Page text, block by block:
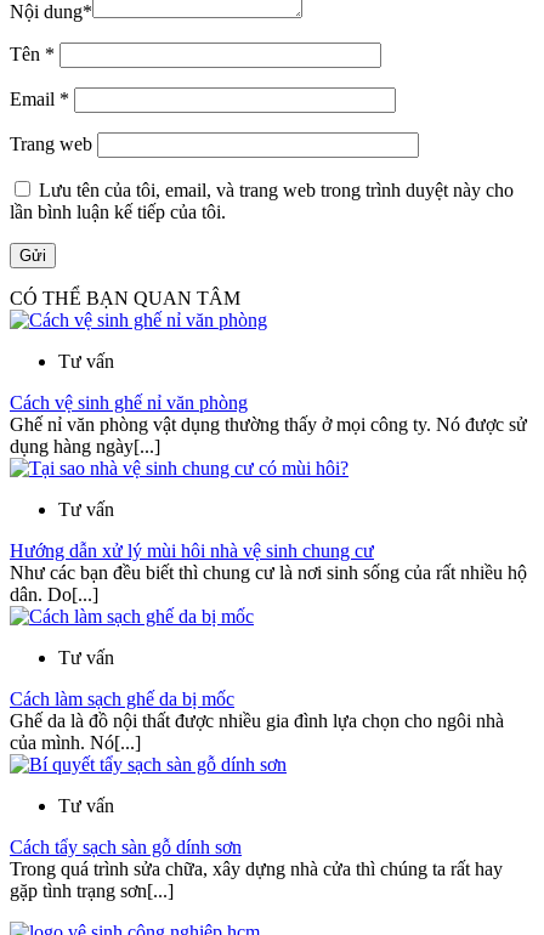
Nội dung*
Tên *
Email *
Trang web
Lưu tên của tôi, email, và trang web trong trình duyệt này cho
lần bình luận kế tiếp của tôi.
CÓ THỂ BẠN QUAN TÂM
Tư vấn
Cách vệ sinh ghế nỉ văn phòng
Ghế nỉ văn phòng vật dụng thường thấy ở mọi công ty. Nó được sử
dụng hàng ngày[...]
Tư vấn
Hướng dẫn xử lý mùi hôi nhà vệ sinh chung cư
Như các bạn đều biết thì chung cư là nơi sinh sống của rất nhiều hộ
dân. Do[...]
Tư vấn
Cách làm sạch ghế da bị mốc
Ghế da là đồ nội thất được nhiều gia đình lựa chọn cho ngôi nhà
của mình. Nó[...]
Tư vấn
Cách tẩy sạch sàn gỗ dính sơn
Trong quá trình sửa chữa, xây dựng nhà cửa thì chúng ta rất hay
gặp tình trạng sơn[...]